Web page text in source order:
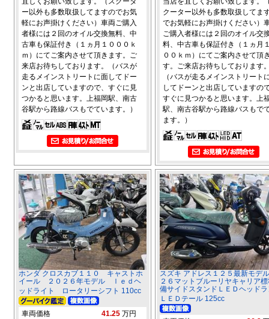
ー以外も多数取扱してますのでお気
軽にお声掛けください）車両ご購入
者様には２回のオイル交換無料、中
古車も保証付き（１ヵ月１０００ｋ
ｍ）にてご案内させて頂きます。ご
来店お待ちしております。（バスが
走るメインストリートに面してドー
ンと出店していますので、すぐに見
つかると思います。上福岡駅、南古
谷駅から路線バスもでています。）
クーター以外も多数取扱してま
でお気軽にお声掛けください）
ご購入者様には２回のオイル交
料、中古車も保証付き（１ヵ月
００ｋｍ）にてご案内させて頂
す。ご来店お待ちしております
（バスが走るメインストリート
してドーンと出店していますの
すぐに見つかると思います。上
駅、南古谷駅から路線バスもで
ます。）
ホンダ クロスカブ１１０ キャストホ
イール ２０２６年モデル ｌｅｄヘ
ッドライト ロータリーシフト 110cc
車両価格 41.25 万円
スズキ アドレス１２５最新モデ
２６マットブルーリヤキャリア
備サイドスタンドＬＥＤヘッド
ＬＥＤテール 125cc